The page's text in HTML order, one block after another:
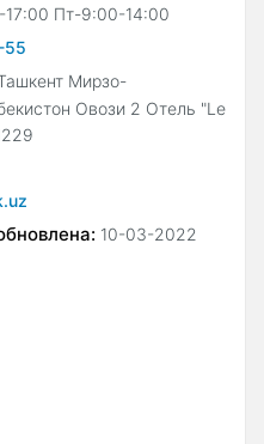
Пт-9:00-14:00
55
Мирзо-
Овози 2 Отель "Le
10-03-2022